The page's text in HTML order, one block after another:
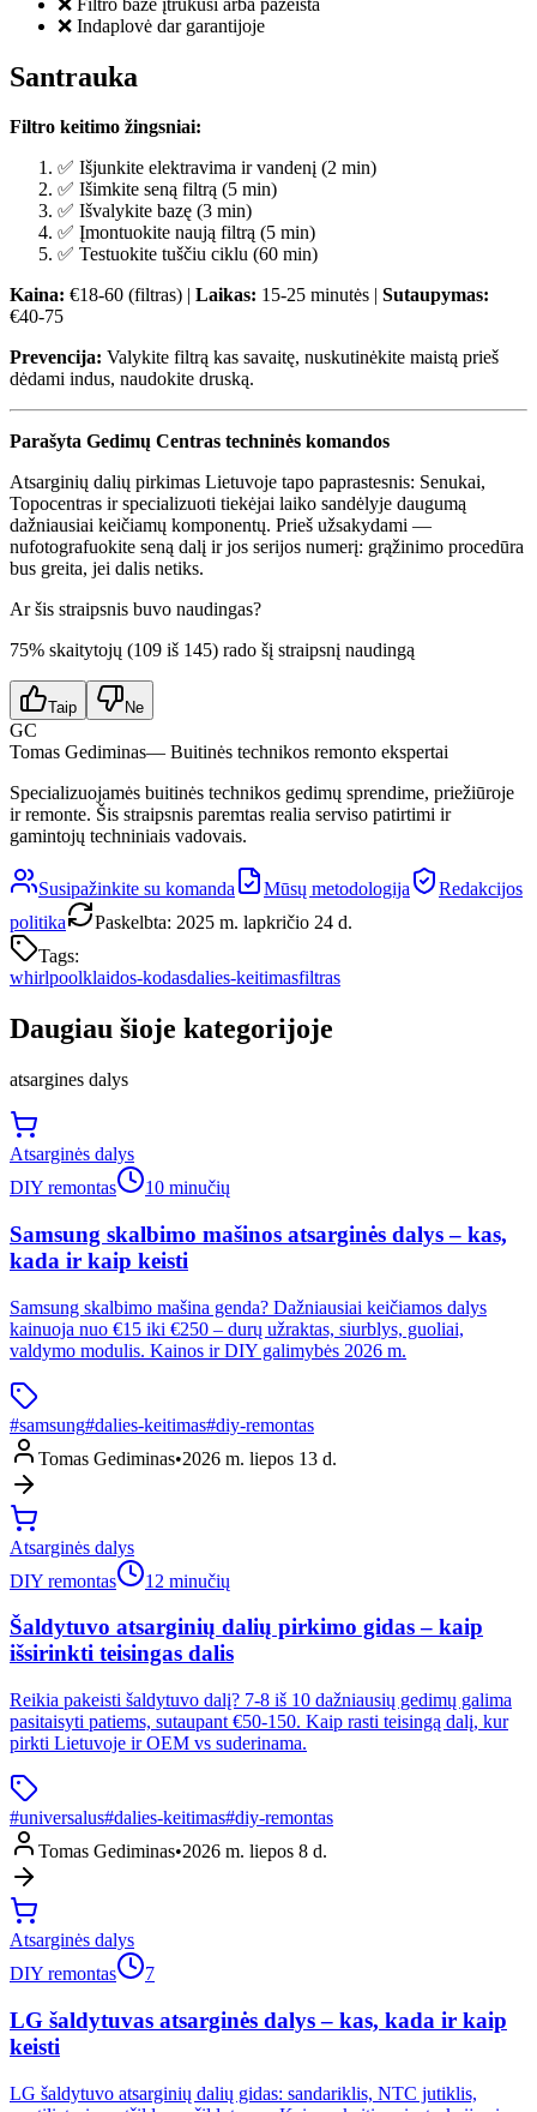
❌ Indaplovė dar garantijoje
Santrauka
Filtro keitimo žingsniai:
✅ Išjunkite elektravima ir vandenį (2 min)
✅ Išimkite seną filtrą (5 min)
✅ Išvalykite bazę (3 min)
✅ Įmontuokite naują filtrą (5 min)
✅ Testuokite tuščiu ciklu (60 min)
Kaina: €18-60 (filtras) | Laikas: 15-25 minutės | Sutaupymas:
€40-75
Prevencija: Valykite filtrą kas savaitę, nuskutinėkite maistą prieš
dėdami indus, naudokite druską.
Parašyta Gedimų Centras techninės komandos
Atsarginių dalių pirkimas Lietuvoje tapo paprastesnis: Senukai,
Topocentras ir specializuoti tiekėjai laiko sandėlyje daugumą
dažniausiai keičiamų komponentų. Prieš užsakydami —
nufotografuokite seną dalį ir jos serijos numerį: grąžinimo procedūra
bus greita, jei dalis netiks.
Ar šis straipsnis buvo naudingas?
75% skaitytojų (109 iš 145) rado šį straipsnį naudingą
Taip Ne
GC
Tomas Gediminas— Buitinės technikos remonto ekspertai
Specializuojamės buitinės technikos gedimų sprendime, priežiūroje
ir remonte. Šis straipsnis paremtas realia serviso patirtimi ir
gamintojų techniniais vadovais.
Susipažinkite su komanda Mūsų metodologija
Redakcijos
politika
Paskelbta: 2025 m. lapkričio 24 d.
Tags:
whirlpoolklaidos-kodasdalies-keitimasfiltras
Daugiau šioje kategorijoje
atsargines dalys
Atsarginės dalys
DIY remontas
10 minučių
Samsung skalbimo mašinos atsarginės dalys – kas,
kada ir kaip keisti
Samsung skalbimo mašina genda? Dažniausiai keičiamos dalys
kainuoja nuo €15 iki €250 – durų užraktas, siurblys, guoliai,
valdymo modulis. Kainos ir DIY galimybės 2026 m.
#samsung#dalies-keitimas#diy-remontas
Tomas Gediminas•2026 m. liepos 13 d.
Atsarginės dalys
DIY remontas
12 minučių
Šaldytuvo atsarginių dalių pirkimo gidas – kaip
išsirinkti teisingas dalis
Reikia pakeisti šaldytuvo dalį? 7-8 iš 10 dažniausių gedimų galima
pasitaisyti patiems, sutaupant €50-150. Kaip rasti teisingą dalį, kur
pirkti Lietuvoje ir OEM vs suderinama.
#universalus#dalies-keitimas#diy-remontas
Tomas Gediminas•2026 m. liepos 8 d.
Atsarginės dalys
DIY remontas
7
LG šaldytuvas atsarginės dalys – kas, kada ir kaip
keisti
LG šaldytuvo atsarginių dalių gidas: sandariklis, NTC jutiklis,